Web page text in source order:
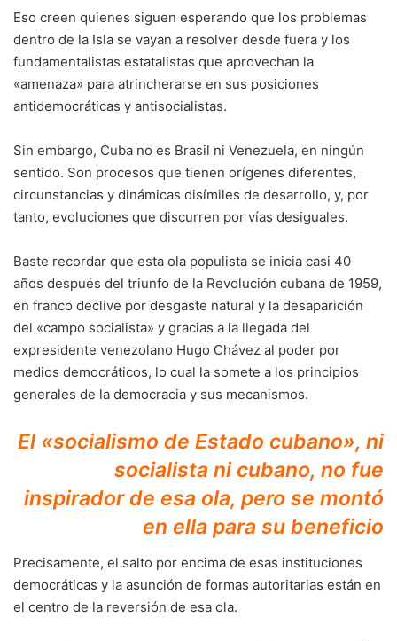
Eso creen quienes siguen esperando que los problemas
dentro de la Isla se vayan a resolver desde fuera y los
fundamentalistas estatalistas que aprovechan la
«amenaza» para atrincherarse en sus posiciones
antidemocráticas y antisocialistas.
Sin embargo, Cuba no es Brasil ni Venezuela, en ningún
sentido. Son procesos que tienen orígenes diferentes,
circunstancias y dinámicas disímiles de desarrollo, y, por
tanto, evoluciones que discurren por vías desiguales.
Baste recordar que esta ola populista se inicia casi 40
años después del triunfo de la Revolución cubana de 1959,
en franco declive por desgaste natural y la desaparición
del «campo socialista» y gracias a la llegada del
expresidente venezolano Hugo Chávez al poder por
medios democráticos, lo cual la somete a los principios
generales de la democracia y sus mecanismos.
El «socialismo de Estado cubano», ni
socialista ni cubano, no fue
inspirador de esa ola, pero se montó
en ella para su beneficio
Precisamente, el salto por encima de esas instituciones
democráticas y la asunción de formas autoritarias están en
el centro de la reversión de esa ola.